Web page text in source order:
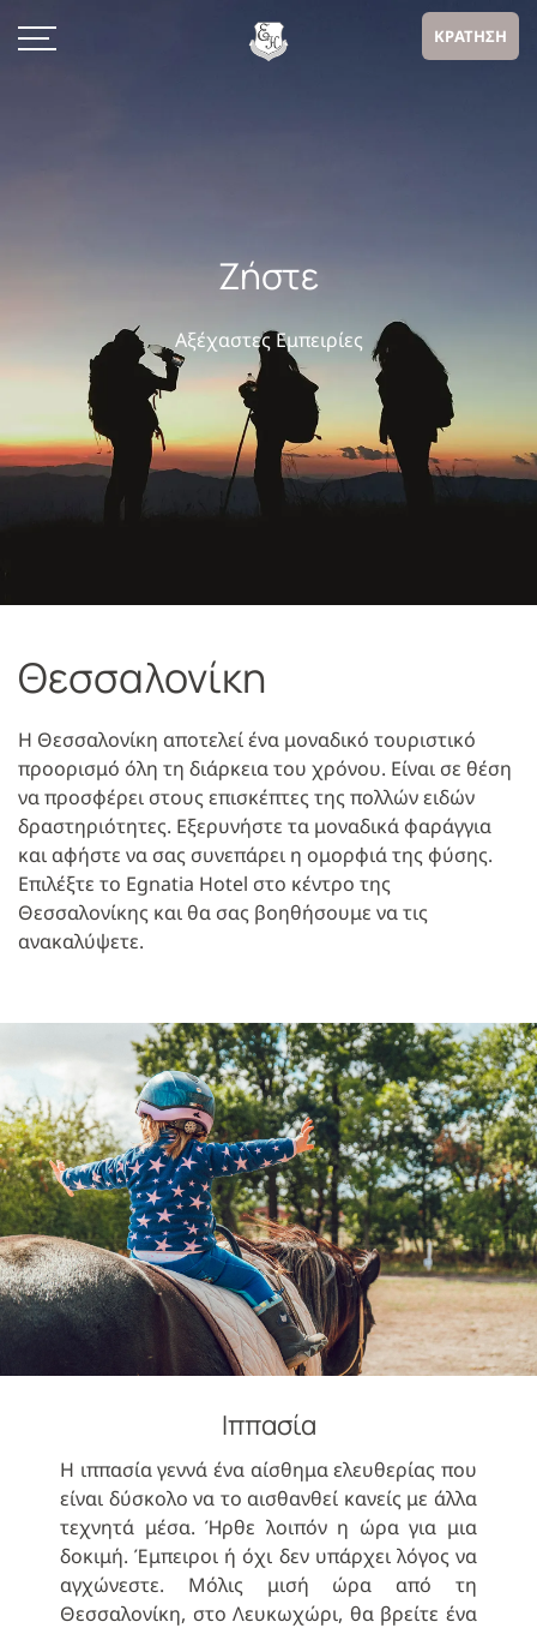
ΚΡΑΤΗΣΗ
Ζήστε
Αξέχαστες Εμπειρίες
Θεσσαλονίκη
Η Θεσσαλονίκη αποτελεί ένα μοναδικό τουριστικό
προορισμό όλη τη διάρκεια του χρόνου. Είναι σε θέση
να προσφέρει στους επισκέπτες της πολλών ειδών
δραστηριότητες. Εξερυνήστε τα μοναδικά φαράγγια
και αφήστε να σας συνεπάρει η ομορφιά της φύσης.
Επιλέξτε το Egnatia Hotel στο κέντρο της
Θεσσαλονίκης και θα σας βοηθήσουμε να τις
ανακαλύψετε.
Ιππασία
Η ιππασία γεννά ένα αίσθημα ελευθερίας που
είναι δύσκολο να το αισθανθεί κανείς με άλλα
τεχνητά μέσα. Ήρθε λοιπόν η ώρα για μια
δοκιμή. Έμπειροι ή όχι δεν υπάρχει λόγος να
αγχώνεστε. Μόλις μισή ώρα από τη
Θεσσαλονίκη, στο Λευκωχώρι, θα βρείτε ένα